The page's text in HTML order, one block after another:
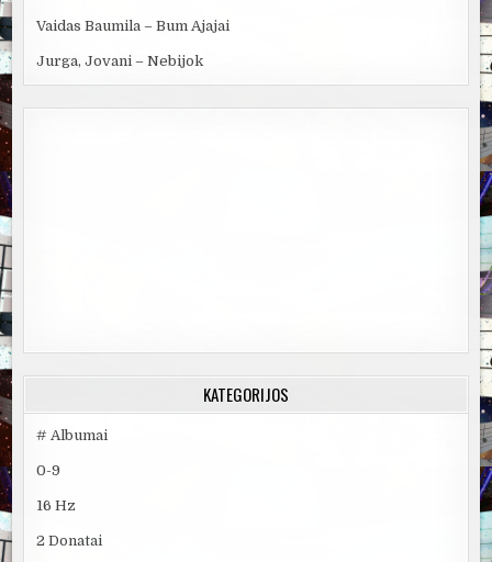
Vaidas Baumila – Bum Ajajai
Jurga, Jovani – Nebijok
KATEGORIJOS
# Albumai
0-9
16 Hz
2 Donatai